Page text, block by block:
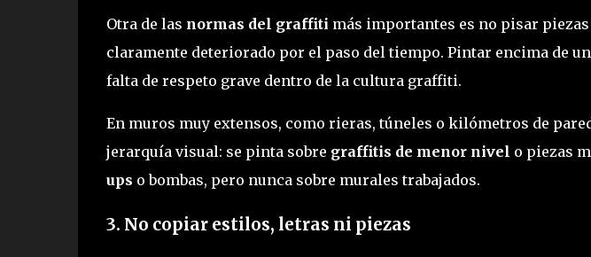
Otra de las normas del graffiti más importantes es no pisar
claramente deteriorado por el paso del tiempo. Pintar encima de
falta de respeto grave dentro de la cultura graffiti.
En muros muy extensos, como rieras, túneles o kilómetros de
jerarquía visual: se pinta sobre graffitis de menor nivel o piezas
ups o bombas, pero nunca sobre murales trabajados.
3. No copiar estilos, letras ni piezas